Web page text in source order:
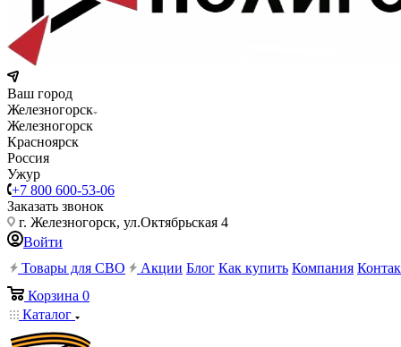
Ваш город
Железногорск
Железногорск
Красноярск
Россия
Ужур
+7 800 600-53-06
Заказать звонок
г. Железногорск, ул.Октябрьская 4
Войти
Товары для СВО
Акции Блог Как купить Компания
Корзина 0
Каталог